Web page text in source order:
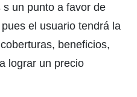
un punto a favor de
el usuario tendrá la
beneficios,
lograr un precio